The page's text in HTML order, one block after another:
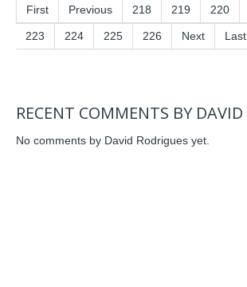
First Previous 218 219 220
223 224 225 226 Next Last
RECENT COMMENTS BY
No comments by David Rodrigues yet.